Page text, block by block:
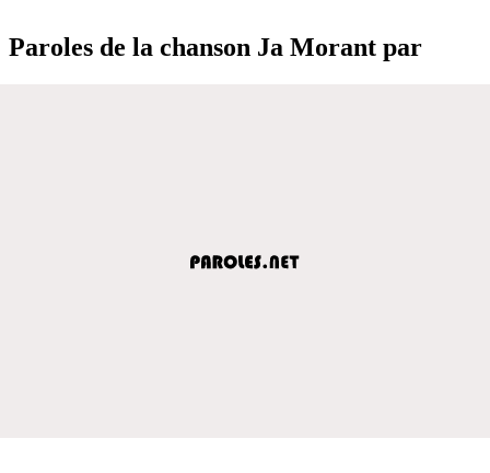
Paroles de la chanson Ja Morant par